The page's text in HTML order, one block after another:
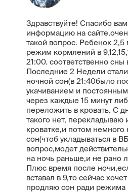
Здравствуйте! Спасибо вам
информацию на
такой вопрос. Ребенок
режим кормлений в
21:00. соответственно сны
Последние 2 Недели
ночной сон(в 21:40было
укачиванием и
через каждые 15 минут
переложить в кровать. С
такого нет, перекладываю
кроватке,и потом немного
сон(чтоб укладываться в
вопрос,модет
на ночь раньше,и не рано
Плюс время после
вставал в 9,то сейчас
продляю сон ради режима